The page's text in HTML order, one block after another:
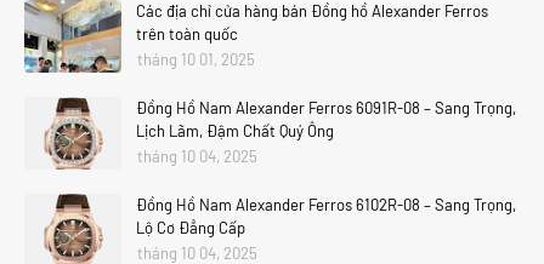
Các địa chỉ cửa hàng bán Đồng hồ Alexander Ferros
trên toàn quốc
tháng 10 01, 2025
Đồng Hồ Nam Alexander Ferros 6091R-08 – Sang Trọng,
Lịch Lãm, Đậm Chất Quý Ông
tháng 10 04, 2025
Đồng Hồ Nam Alexander Ferros 6102R-08 – Sang Trọng,
Lộ Cơ Đẳng Cấp
tháng 10 04, 2025